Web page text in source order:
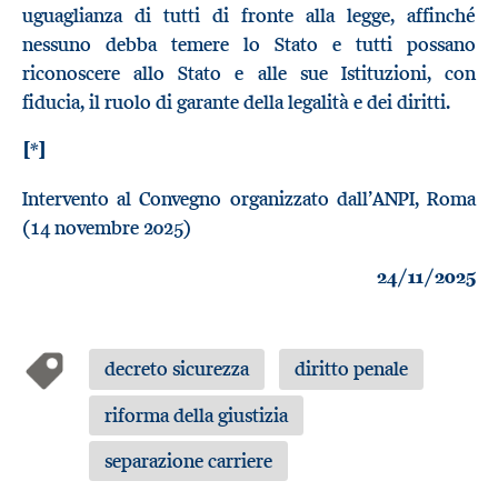
uguaglianza di tutti di fronte alla legge, affinché
nessuno debba temere lo Stato e tutti possano
riconoscere allo Stato e alle sue Istituzioni, con
fiducia, il ruolo di garante della legalità e dei diritti.
[*]
Intervento al Convegno organizzato dall’ANPI, Roma
(14 novembre 2025)
24/11/2025
decreto sicurezza
diritto penale
riforma della giustizia
separazione carriere